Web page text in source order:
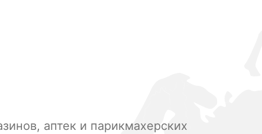
аптек и парикмахерских